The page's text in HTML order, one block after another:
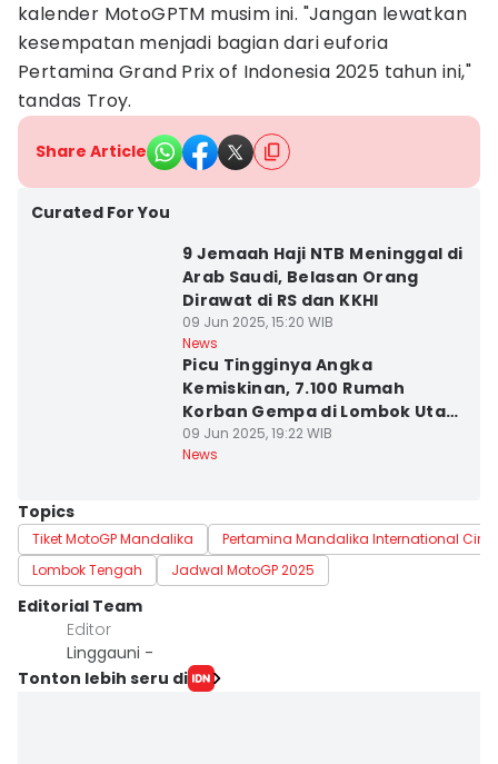
kalender MotoGPTM musim ini. "Jangan lewatkan
kesempatan menjadi bagian dari euforia
Pertamina Grand Prix of Indonesia 2025 tahun ini,"
tandas Troy.
Share Article
Curated For You
9 Jemaah Haji NTB Meninggal di
Arab Saudi, Belasan Orang
Dirawat di RS dan KKHI
09 Jun 2025, 15:20 WIB
News
Picu Tingginya Angka
Kemiskinan, 7.100 Rumah
Korban Gempa di Lombok Utara
Belum Ditangani
09 Jun 2025, 19:22 WIB
News
Topics
Tiket MotoGP Mandalika
Pertamina Mandalika International
Lombok Tengah
Jadwal MotoGP 2025
Editorial Team
Editor
Linggauni -
Tonton lebih seru di